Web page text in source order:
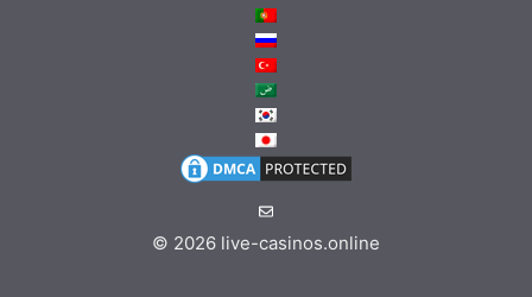
© 2026 live-casinos.online